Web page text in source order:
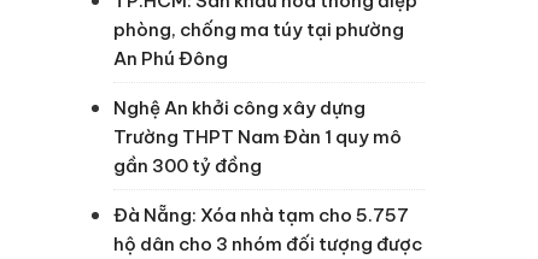
phòng, chống ma túy tại phường
An Phú Đông
Nghệ An khởi công xây dựng
Trường THPT Nam Đàn 1 quy mô
gần 300 tỷ đồng
Đà Nẵng: Xóa nhà tạm cho 5.757
hộ dân cho 3 nhóm đối tượng được